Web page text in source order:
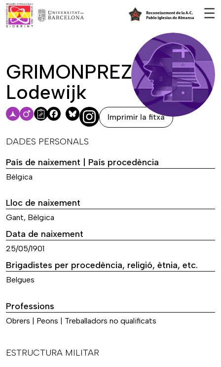
☰
GRIMONPREZ,
Lodewijk
Facebook
Bluesky Imprimir la fitxa
DADES PERSONALS
País de naixement | País procedència
Bèlgica
Lloc de naixement
Gant, Bèlgica
Data de naixement
25/05/1901
Brigadistes per procedència, religió, ètnia, etc.
Belgues
Professions
Obrers | Peons | Treballadors no qualificats
ESTRUCTURA MILITAR